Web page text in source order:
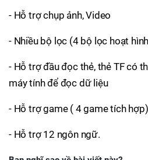
- Hỗ trợ chụp ảnh, Video
- Nhiều bộ lọc (4 bộ lọc hoạt
- Hỗ trợ đầu đọc thẻ, thẻ TF có
máy tính để đọc dữ liệu
- Hỗ trợ game ( 4 game tích hợp)
- Hỗ trợ 12 ngôn ngữ.